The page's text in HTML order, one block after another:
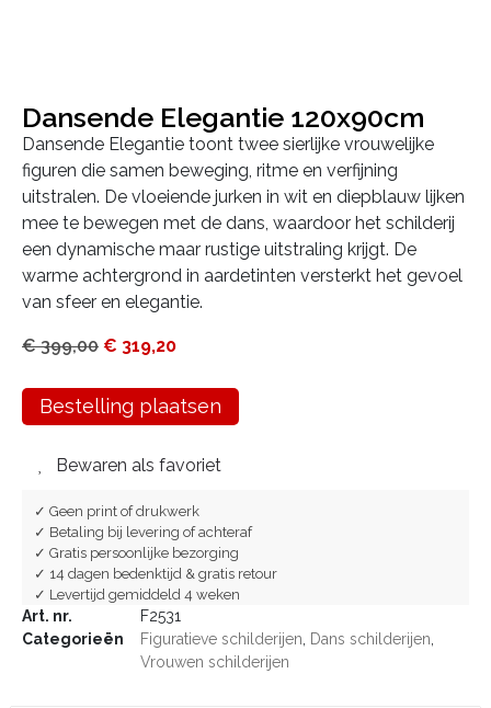
Dansende Elegantie 120x90cm
Dansende Elegantie toont twee sierlijke vrouwelijke
figuren die samen beweging, ritme en verfijning
uitstralen. De vloeiende jurken in wit en diepblauw lijken
mee te bewegen met de dans, waardoor het schilderij
een dynamische maar rustige uitstraling krijgt. De
warme achtergrond in aardetinten versterkt het gevoel
van sfeer en elegantie.
€399,00 € 319,20
Bestelling plaatsen
Bewaren als favoriet
✓ Geen print of drukwerk
✓ Betaling bij levering of achteraf
✓ Gratis persoonlijke bezorging
✓ 14 dagen bedenktijd & gratis retour
✓ Levertijd gemiddeld 4 weken
Art. nr.
F2531
Categorieën
Figuratieve schilderijen Dans schilderijen
Vrouwen schilderijen